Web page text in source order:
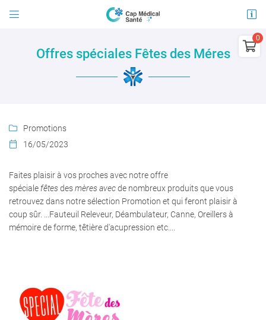
 
04 15 45 96 30

Il n'y a aucun produit dans votre panier
Voir notre sélection
 Adresse email de réception
En cochant cette case, vous consentez à recevoir nos propositions commerciales à
l'adresse email indiqué ci-dessus. Vous pouvez vous désinscrire à tout moment en
utilisant le formulaire de désinscription
Offres spéciales Fêtes des Méres
 Promotions
 16/05/2023
Faites plaisir à vos proches avec notre offre
spéciale fêtesdesmères avecde nombreux produits que vous
retrouvez dans notre sélection Promotion et qui feront plaisir à
coup sûr. ...Fauteuil Releveur, Déambulateur, Canne, Oreillers à
mémoire de forme, têtière d'acupression etc....